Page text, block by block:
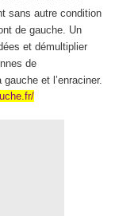
sans autre condition
de gauche. Un
et démultiplier
de
et l’enraciner.